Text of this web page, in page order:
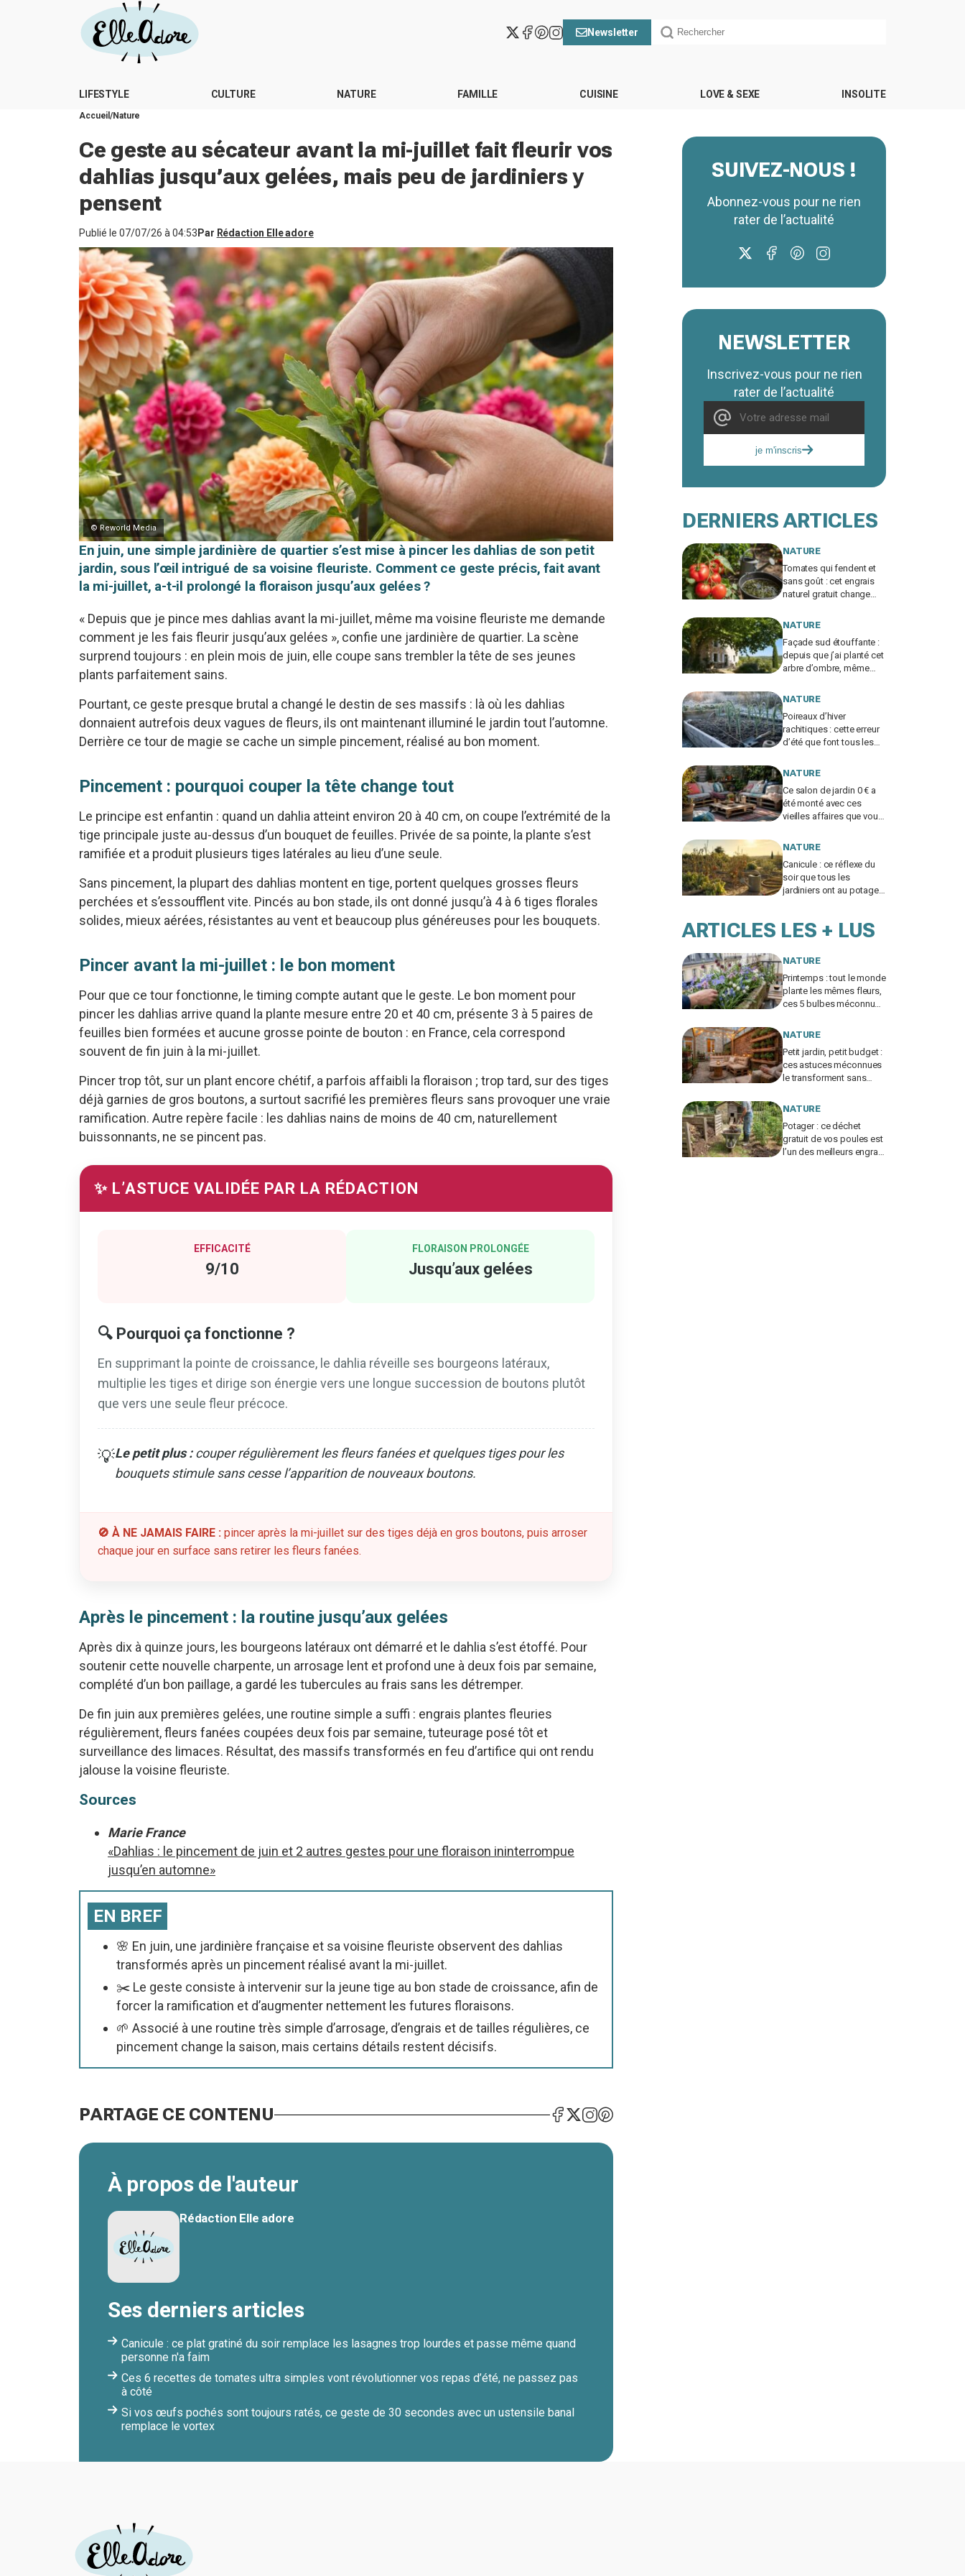
Newsletter
LIFESTYLE CULTURE NATURE FAMILLE CUISINE LOVE & SEXE INSOLITE
Accueil Nature
Ce geste au sécateur avant la mi-juillet fait fleurir vos
dahlias jusqu’aux gelées, mais peu de jardiniers y
pensent
Publié le 07/07/26 à 04:53 Par Rédaction Elle adore
© Reworld Media
En juin, une simple jardinière de quartier s’est mise à pincer les dahlias de son petit
jardin, sous l’œil intrigué de sa voisine fleuriste. Comment ce geste précis, fait avant
la mi-juillet, a-t-il prolongé la floraison jusqu’aux gelées ?
« Depuis que je pince mes dahlias avant la mi-juillet, même ma voisine fleuriste me demande
comment je les fais fleurir jusqu’aux gelées », confie une jardinière de quartier. La scène
surprend toujours : en plein mois de juin, elle coupe sans trembler la tête de ses jeunes
plants parfaitement sains.
Pourtant, ce geste presque brutal a changé le destin de ses massifs : là où les dahlias
donnaient autrefois deux vagues de fleurs, ils ont maintenant illuminé le jardin tout l’automne.
Derrière ce tour de magie se cache un simple pincement, réalisé au bon moment.
Pincement : pourquoi couper la tête change tout
Le principe est enfantin : quand un dahlia atteint environ 20 à 40 cm, on coupe l’extrémité de la
tige principale juste au-dessus d’un bouquet de feuilles. Privée de sa pointe, la plante s’est
ramifiée et a produit plusieurs tiges latérales au lieu d’une seule.
Sans pincement, la plupart des dahlias montent en tige, portent quelques grosses fleurs
perchées et s’essoufflent vite. Pincés au bon stade, ils ont donné jusqu’à 4 à 6 tiges florales
solides, mieux aérées, résistantes au vent et beaucoup plus généreuses pour les bouquets.
Pincer avant la mi-juillet : le bon moment
Pour que ce tour fonctionne, le timing compte autant que le geste. Le bon moment pour
pincer les dahlias arrive quand la plante mesure entre 20 et 40 cm, présente 3 à 5 paires de
feuilles bien formées et aucune grosse pointe de bouton : en France, cela correspond
souvent de fin juin à la mi-juillet.
Pincer trop tôt, sur un plant encore chétif, a parfois affaibli la floraison ; trop tard, sur des tiges
déjà garnies de gros boutons, a surtout sacrifié les premières fleurs sans provoquer une vraie
ramification. Autre repère facile : les dahlias nains de moins de 40 cm, naturellement
buissonnants, ne se pincent pas.
✨ L’ASTUCE VALIDÉE PAR LA RÉDACTION
EFFICACITÉ
9/10
FLORAISON PROLONGÉE
Jusqu’aux gelées
🔍 Pourquoi ça fonctionne ?
En supprimant la pointe de croissance, le dahlia réveille ses bourgeons latéraux,
multiplie les tiges et dirige son énergie vers une longue succession de boutons plutôt
que vers une seule fleur précoce.
💡Le petit plus :couper régulièrement les fleurs fanées et quelques tiges pour les
bouquets stimule sans cesse l’apparition de nouveaux boutons.
🚫 À NE JAMAIS FAIRE : pincer après la mi-juillet sur des tiges déjà en gros boutons, puis arroser
chaque jour en surface sans retirer les fleurs fanées.
Après le pincement : la routine jusqu’aux gelées
Après dix à quinze jours, les bourgeons latéraux ont démarré et le dahlia s’est étoffé. Pour
soutenir cette nouvelle charpente, un arrosage lent et profond une à deux fois par semaine,
complété d’un bon paillage, a gardé les tubercules au frais sans les détremper.
De fin juin aux premières gelées, une routine simple a suffi : engrais plantes fleuries
régulièrement, fleurs fanées coupées deux fois par semaine, tuteurage posé tôt et
surveillance des limaces. Résultat, des massifs transformés en feu d’artifice qui ont rendu
jalouse la voisine fleuriste.
Sources
Marie France
«Dahlias : le pincement de juin et 2 autres gestes pour une floraison ininterrompue
jusqu’en automne»
EN BREF
🌸 En juin, une jardinière française et sa voisine fleuriste observent des dahlias
transformés après un pincement réalisé avant la mi-juillet.
✂️ Le geste consiste à intervenir sur la jeune tige au bon stade de croissance, afin de
forcer la ramification et d’augmenter nettement les futures floraisons.
🌱 Associé à une routine très simple d’arrosage, d’engrais et de tailles régulières, ce
pincement change la saison, mais certains détails restent décisifs.
PARTAGE CE CONTENU
À propos de l'auteur
Rédaction Elle adore
Ses derniers articles
Canicule : ce plat gratiné du soir remplace les lasagnes trop lourdes et passe même quand
personne n'a faim
Ces 6 recettes de tomates ultra simples vont révolutionner vos repas d’été, ne passez pas
à côté
Si vos œufs pochés sont toujours ratés, ce geste de 30 secondes avec un ustensile banal
remplace le vortex
SUIVEZ-NOUS !
Abonnez-vous pour ne rien
rater de l’actualité
NEWSLETTER
Inscrivez-vous pour ne rien
rater de l’actualité
je m'inscris
DERNIERS ARTICLES
NATURE
Tomates qui fendent et
sans goût : cet engrais
naturel gratuit change
cette erreur
NATURE
Façade sud étouffante :
depuis que j’ai planté cet
arbre d’ombre, même
jaloux
NATURE
Poireaux d’hiver
rachitiques : cette erreur
d’été que font tous les
ruine la récolte
NATURE
Ce salon de jardin 0 € a
été monté avec ces
vieilles affaires que vous
NATURE
Canicule : ce réflexe du
soir que tous les
jardiniers ont au potager
ARTICLES LES + LUS
NATURE
Printemps : tout le monde
plante les mêmes fleurs,
ces 5 bulbes méconnus
changer votre jardin
NATURE
Petit jardin, petit budget :
ces astuces méconnues
le transforment sans
d’éviter cette erreur
NATURE
Potager : ce déchet
gratuit de vos poules est
l’un des meilleurs engrais